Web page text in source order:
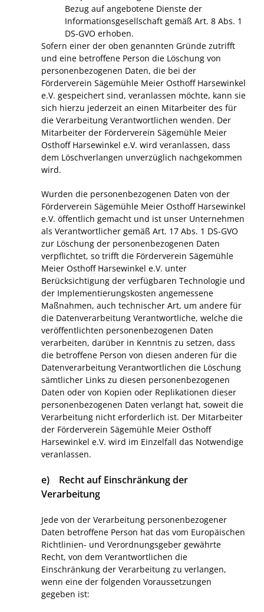
Bezug auf angebotene Dienste der
Informationsgesellschaft gemäß Art. 8 Abs. 1
DS-GVO erhoben.
Sofern einer der oben genannten Gründe zutrifft
und eine betroffene Person die Löschung von
personenbezogenen Daten, die bei der
Förderverein Sägemühle Meier Osthoff Harsewinkel
e.V. gespeichert sind, veranlassen möchte, kann sie
sich hierzu jederzeit an einen Mitarbeiter des für
die Verarbeitung Verantwortlichen wenden. Der
Mitarbeiter der Förderverein Sägemühle Meier
Osthoff Harsewinkel e.V. wird veranlassen, dass
dem Löschverlangen unverzüglich nachgekommen
wird.
Wurden die personenbezogenen Daten von der
Förderverein Sägemühle Meier Osthoff Harsewinkel
e.V. öffentlich gemacht und ist unser Unternehmen
als Verantwortlicher gemäß Art. 17 Abs. 1 DS-GVO
zur Löschung der personenbezogenen Daten
verpflichtet, so trifft die Förderverein Sägemühle
Meier Osthoff Harsewinkel e.V. unter
Berücksichtigung der verfügbaren Technologie und
der Implementierungskosten angemessene
Maßnahmen, auch technischer Art, um andere für
die Datenverarbeitung Verantwortliche, welche die
veröffentlichten personenbezogenen Daten
verarbeiten, darüber in Kenntnis zu setzen, dass
die betroffene Person von diesen anderen für die
Datenverarbeitung Verantwortlichen die Löschung
sämtlicher Links zu diesen personenbezogenen
Daten oder von Kopien oder Replikationen dieser
personenbezogenen Daten verlangt hat, soweit die
Verarbeitung nicht erforderlich ist. Der Mitarbeiter
der Förderverein Sägemühle Meier Osthoff
Harsewinkel e.V. wird im Einzelfall das Notwendige
veranlassen.
e) Recht auf Einschränkung der
Verarbeitung
Jede von der Verarbeitung personenbezogener
Daten betroffene Person hat das vom Europäischen
Richtlinien- und Verordnungsgeber gewährte
Recht, von dem Verantwortlichen die
Einschränkung der Verarbeitung zu verlangen,
wenn eine der folgenden Voraussetzungen
gegeben ist: